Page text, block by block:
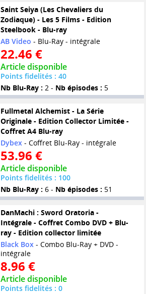
Saint Seiya (Les Chevaliers du
Zodiaque) - Les 5 Films - Edition
Steelbook - Blu-ray
AB Video - Blu-Ray - intégrale
22.46 €
Article disponible
Points fidelités : 40
Nb Blu-Ray : 2 - Nb épisodes : 5
Fullmetal Alchemist - La Série
Originale - Edition Collector Limitée -
Coffret A4 Blu-ray
Dybex- Coffret Blu-Ray - intégrale
53.96 €
Article disponible
Points fidelités : 100
Nb Blu-Ray : 6 - Nb épisodes : 51
DanMachi : Sword Oratoria -
Intégrale - Coffret Combo DVD + Blu-
ray - Edition collector limitée
Black Box- Combo Blu-Ray + DVD -
intégrale
8.96 €
Article disponible
Points fidelités : 0